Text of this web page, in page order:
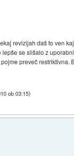
revizijah daš to ven
se slišalo z
preveč restriktivna.
ob 03:15)